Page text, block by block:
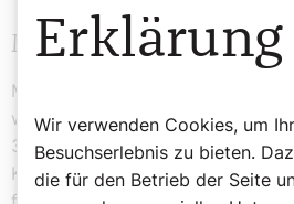
Mit Vertrauen in die
Mit dem Feiern geht es in der
weiter: Am 23. September feiert
300-jähriges Bestehen mit einem
Kardinal Christoph Schönborn.
Erklärung
Wir verwenden Cookies, um
Besuchserlebnis zu bieten.
die für den Betrieb der Seite